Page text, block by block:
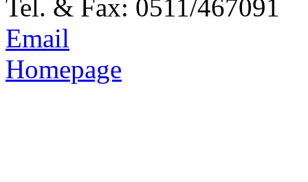
Tel. & Fax: 0511/467091
Email
Homepage